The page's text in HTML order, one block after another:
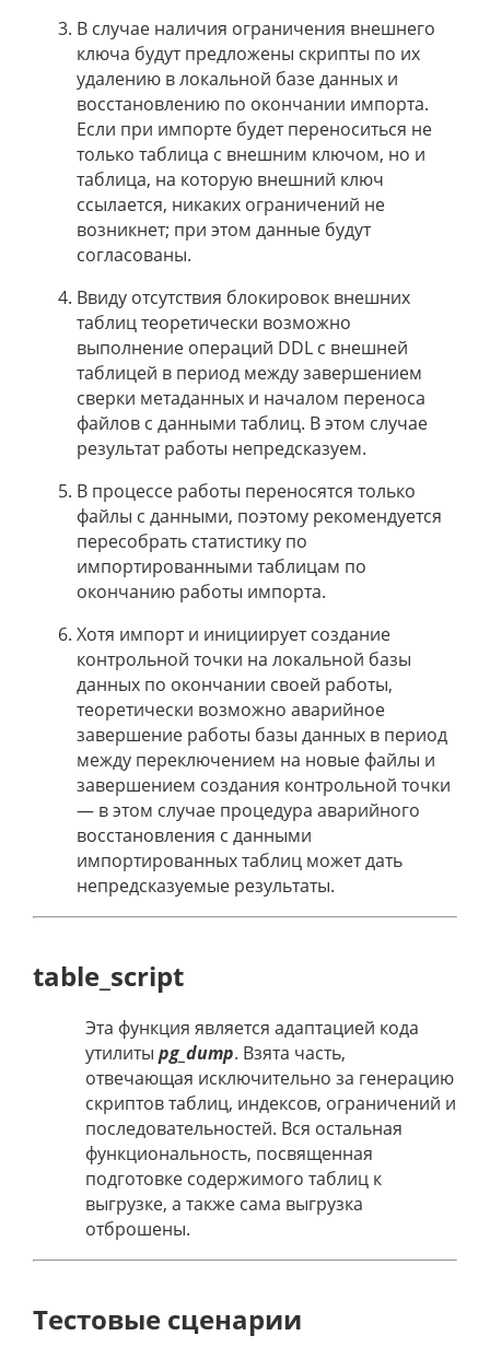
В случае наличия ограничения внешнего
ключа будут предложены скрипты по их
удалению в локальной базе данных и
восстановлению по окончании импорта.
Если при импорте будет переноситься не
только таблица с внешним ключом, но и
таблица, на которую внешний ключ
ссылается, никаких ограничений не
возникнет; при этом данные будут
согласованы.
Ввиду отсутствия блокировок внешних
таблиц теоретически возможно
выполнение операций DDL с внешней
таблицей в период между завершением
сверки метаданных и началом переноса
файлов с данными таблиц. В этом случае
результат работы непредсказуем.
В процессе работы переносятся только
файлы с данными, поэтому рекомендуется
пересобрать статистику по
импортированными таблицам по
окончанию работы импорта.
Хотя импорт и инициирует создание
контрольной точки на локальной базы
данных по окончании своей работы,
теоретически возможно аварийное
завершение работы базы данных в период
между переключением на новые файлы и
завершением создания контрольной точки
— в этом случае процедура аварийного
восстановления с данными
импортированных таблиц может дать
непредсказуемые результаты.
table_script
Эта функция является адаптацией кода
утилиты pg_dump. Взята часть,
отвечающая исключительно за генерацию
скриптов таблиц, индексов, ограничений и
последовательностей. Вся остальная
функциональность, посвященная
подготовке содержимого таблиц к
выгрузке, а также сама выгрузка
отброшены.
Тестовые сценарии